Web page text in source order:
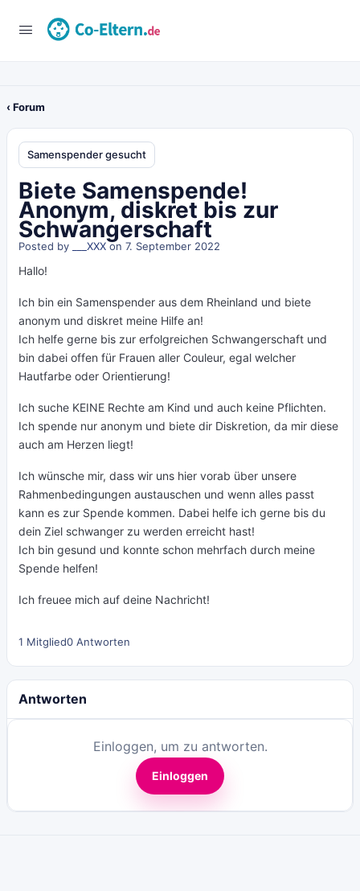
‹ Forum
Samenspender gesucht
Biete Samenspende!
Anonym, diskret bis zur
Schwangerschaft
Posted by ___XXXon 7. September 2022
Hallo!
Ich bin ein Samenspender aus dem Rheinland und biete
anonym und diskret meine Hilfe an!
Ich helfe gerne bis zur erfolgreichen Schwangerschaft und
bin dabei offen für Frauen aller Couleur, egal welcher
Hautfarbe oder Orientierung!
Ich suche KEINE Rechte am Kind und auch keine Pflichten.
Ich spende nur anonym und biete dir Diskretion, da mir diese
auch am Herzen liegt!
Ich wünsche mir, dass wir uns hier vorab über unsere
Rahmenbedingungen austauschen und wenn alles passt
kann es zur Spende kommen. Dabei helfe ich gerne bis du
dein Ziel schwanger zu werden erreicht hast!
Ich bin gesund und konnte schon mehrfach durch meine
Spende helfen!
Ich freuee mich auf deine Nachricht!
1 Mitglied0 Antworten
Antworten
Einloggen, um zu antworten.
Einloggen